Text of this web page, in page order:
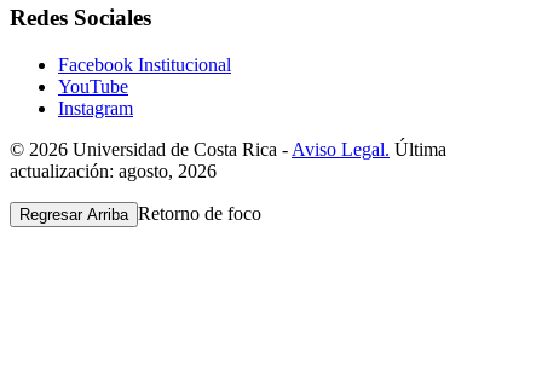
Redes Sociales
Facebook Institucional
YouTube
Instagram
© 2026 Universidad de Costa Rica - Aviso Legal. Última
actualización: agosto, 2026
Regresar Arriba Retorno de foco